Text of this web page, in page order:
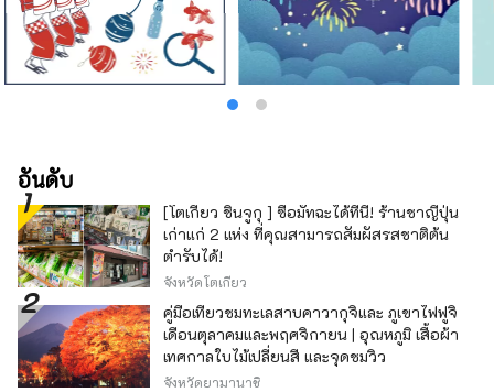
วัฒนธรรมที่สำคัญ อีกทั้งยังมีสภาพแวดล้อมทาง
ธรรมชาติที่คุณสามารถเพลิดเพลินกับกิจกรรม
ต่างๆ เช่น ปีนเขาและเล่นในแม่น้ำ หากเดินต่อไป
อีกสักหน่อยก็สามารถเยี่ยมชมแหล่งมรดกโลก
ของภูเขาโคยะและกลุ่มโมซุ ฟุรุอิจิ ทูมูลุส ได้เช่น
อันดับ
[โตเกียว ชินจูกุ ] ซื้อมัทฉะได้ที่นี่! ร้านชาญี่ปุ่น
เก่าแก่ 2 แห่ง ที่คุณสามารถสัมผัสรสชาติต้น
ตำรับได้!
จังหวัดโตเกียว
คู่มือเที่ยวชมทะเลสาบคาวากุจิและ ภูเขาไฟฟูจิ
เดือนตุลาคมและพฤศจิกายน | อุณหภูมิ เสื้อผ้า
เทศกาลใบไม้เปลี่ยนสี และจุดชมวิว
จังหวัดยามานาชิ